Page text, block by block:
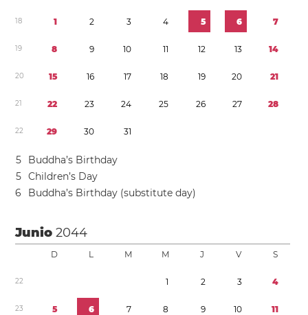
18 1 2 3 4 5 6 7
19 8 9 10 11 12 13 14
20 15 16 17 18 19 20 21
21 22 23 24 25 26 27 28
22 29 30 31
5
Buddha’s Birthday
5 Children’s Day
6
Buddha’s Birthday (substitute day)
Junio2044
D L M M J V S
22 1 2 3 4
23 5 6 7 8 9 10 11